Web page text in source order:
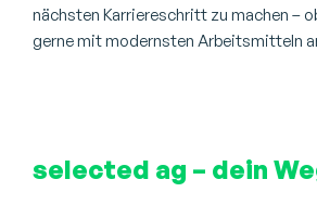
nächsten Karriereschritt zu machen –
gerne mit modernsten Arbeitsmitteln
selected ag – dein